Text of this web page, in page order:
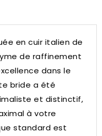
en cuir italien de
de raffinement
dans le
bride a été
et distinctif,
à votre
standard est